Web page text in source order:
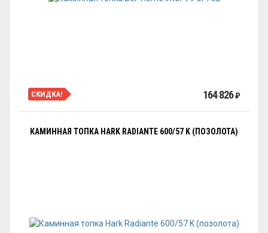
СКИДКА! 164 826₽
КАМИННАЯ ТОПКА HARK RADIANTE 600/57 K (ПОЗОЛОТА)